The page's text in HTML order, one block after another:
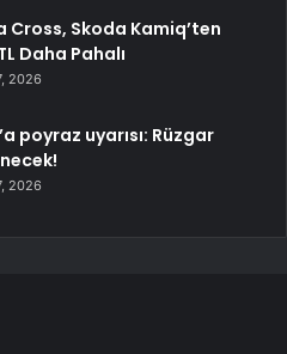
Cross, Skoda Kamiq’ten
Daha Pahalı
2026
poyraz uyarısı: Rüzgar
2026